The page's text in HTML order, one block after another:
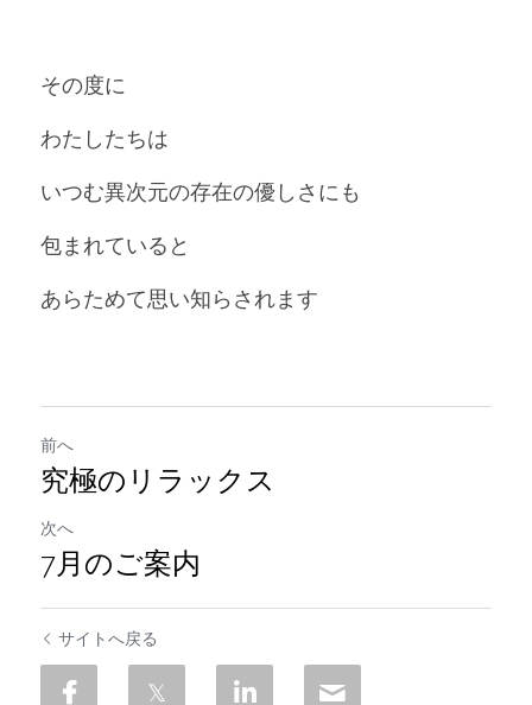
その度に
わたしたちは
いつむ異次元の存在の優しさにも
包まれていると
あらためて思い知らされます
前へ
究極のリラックス
次へ
7月のご案内
サイトへ戻る